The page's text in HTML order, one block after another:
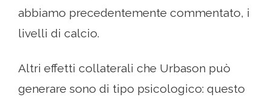
abbiamo precedentemente commentato, i
livelli di calcio.
Altri effetti collaterali che Urbason può
generare sono di tipo psicologico: questo